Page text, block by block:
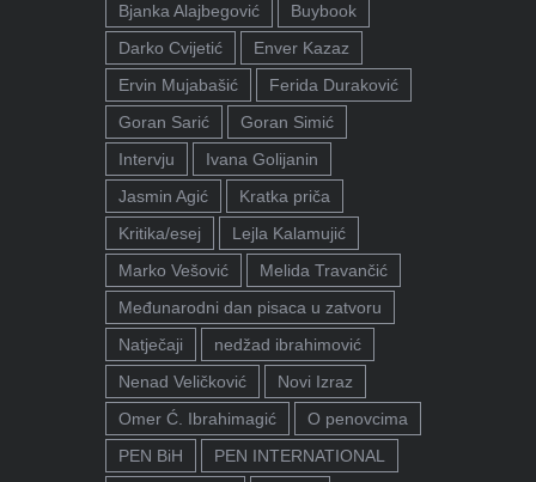
Bjanka Alajbegović
Buybook
Darko Cvijetić
Enver Kazaz
Ervin Mujabašić
Ferida Duraković
Goran Sarić
Goran Simić
Intervju
Ivana Golijanin
Jasmin Agić
Kratka priča
Kritika/esej
Lejla Kalamujić
Marko Vešović
Melida Travančić
Međunarodni dan pisaca u zatvoru
Natječaji
nedžad ibrahimović
Nenad Veličković
Novi Izraz
Omer Ć. Ibrahimagić
O penovcima
PEN BiH
PEN INTERNATIONAL